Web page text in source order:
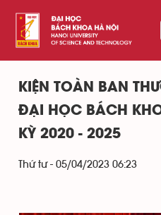
KIỆN TOÀN BAN
ĐẠI HỌC BÁCH
KỲ 2020 - 2025
Thứ tư - 05/04/2023 06:23